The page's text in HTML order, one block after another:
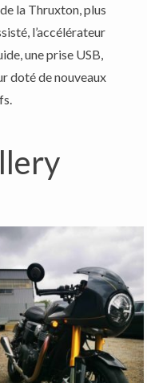
la Thruxton, plus
l’accélérateur
une prise USB,
doté de nouveaux